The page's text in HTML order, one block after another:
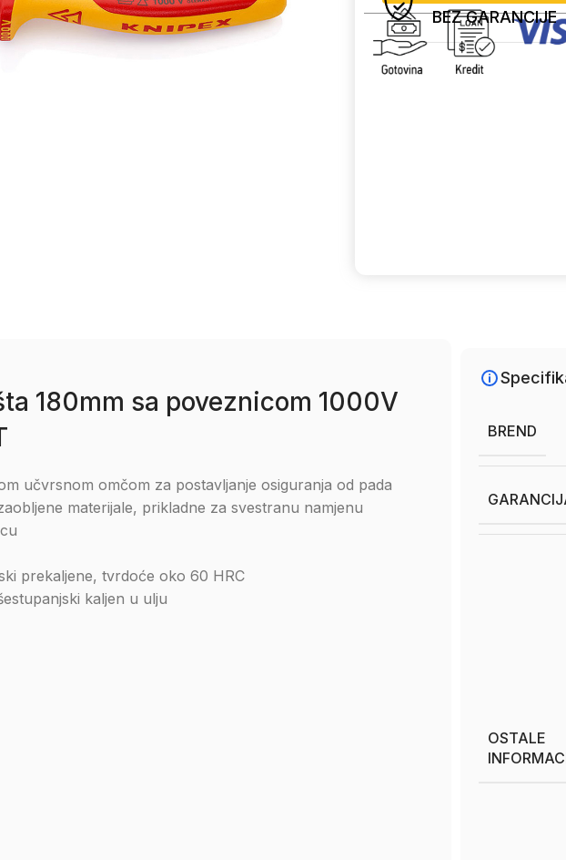
BEZ GARANCIJE
180mm sa poveznicom 1000V
učvrsnom omčom za postavljanje osiguranja od pada
materijale, prikladne za svestranu namjenu
prekaljene, tvrdoće oko 60 HRC
kaljen u ulju
BREND
OSTALE